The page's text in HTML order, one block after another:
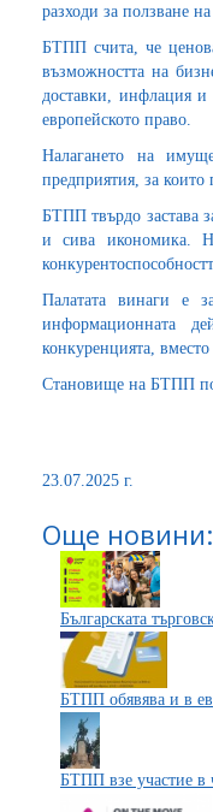
разходи за ползване
БТПП счита, че
възможността на
доставки, инфлация и
европейското право.
Налагането на
предприятия, за
БТПП твърдо застава
и сива икономика.
Палатата винаги е
информационната
конкуренцията,
Становище на БТПП по
23.07.2025 г.
Още новини:
Българската
БТПП обявява и в
БТПП взе участие в